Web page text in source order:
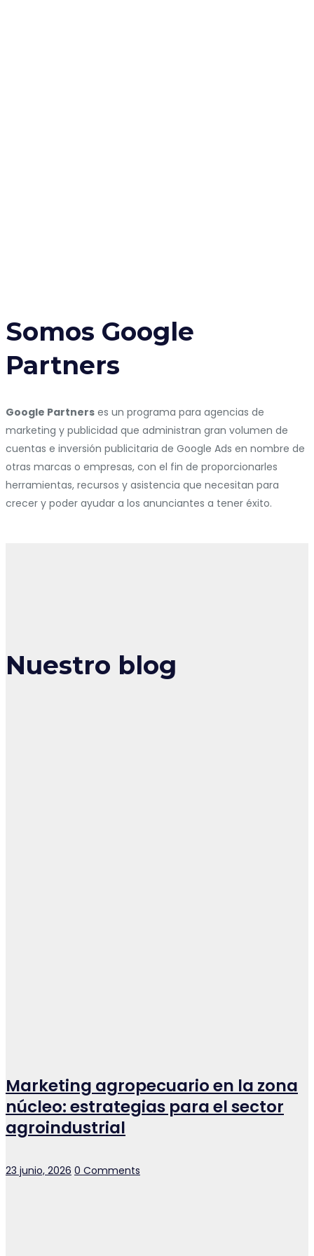
Somos Google
Partners
Google Partners es un programa para agencias de
marketing y publicidad que administran gran volumen de
cuentas e inversión publicitaria de Google Ads en nombre de
otras marcas o empresas, con el fin de proporcionarles
herramientas, recursos y asistencia que necesitan para
crecer y poder ayudar a los anunciantes a tener éxito.
Nuestro blog
Marketing agropecuario en la zona
núcleo: estrategias para el sector
agroindustrial
Posted
23 junio, 2026 0 Comments